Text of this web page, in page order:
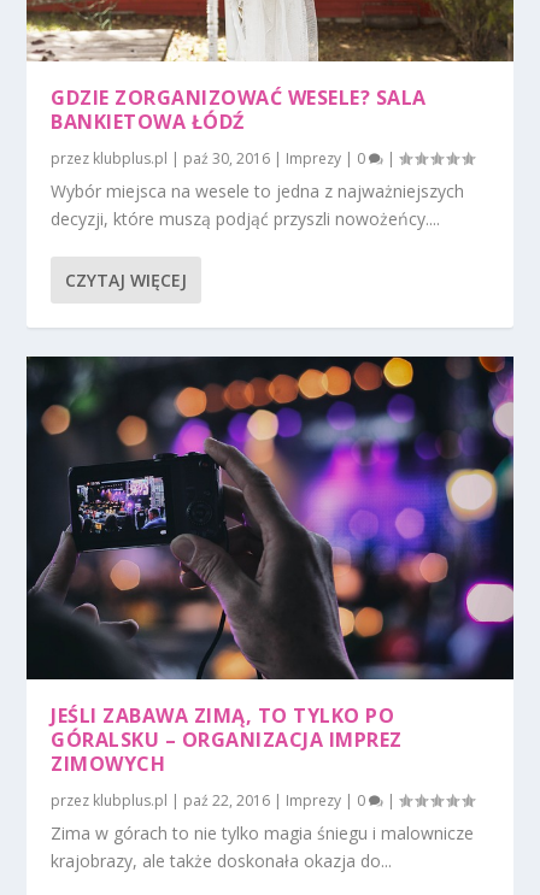
GDZIE ZORGANIZOWAĆ WESELE? SALA
BANKIETOWA ŁÓDŹ
przez klubplus.pl | paź 30, 2016 | Imprezy | 0 |
Wybór miejsca na wesele to jedna z najważniejszych
decyzji, które muszą podjąć przyszli nowożeńcy....
CZYTAJ WIĘCEJ
JEŚLI ZABAWA ZIMĄ, TO TYLKO PO
GÓRALSKU – ORGANIZACJA IMPREZ
ZIMOWYCH
przez klubplus.pl | paź 22, 2016 | Imprezy | 0 |
Zima w górach to nie tylko magia śniegu i malownicze
krajobrazy, ale także doskonała okazja do...